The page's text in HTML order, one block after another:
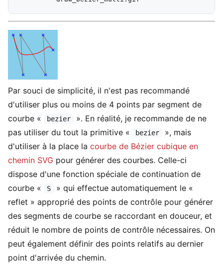
Par souci de simplicité, il n'est pas recommandé
d'utiliser plus ou moins de 4 points par segment de
courbe «
bezier
». En réalité, je recommande de ne
pas utiliser du tout la primitive «
bezier
», mais
d'utiliser à la place la courbe de Bézier cubique en
chemin SVG pour générer des courbes. Celle-ci
dispose d'une fonction spéciale de continuation de
courbe «
S
» qui effectue automatiquement le «
reflet » approprié des points de contrôle pour générer
des segments de courbe se raccordant en douceur, et
réduit le nombre de points de contrôle nécessaires. On
peut également définir des points relatifs au dernier
point d'arrivée du chemin.